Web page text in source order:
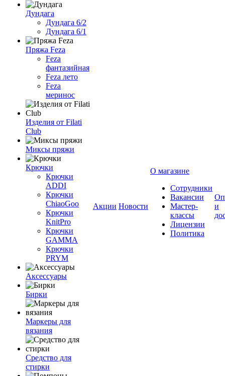
Дундага
Дундага 6/2
Дундага 6/1
Пряжа Feza
Feza
фантазийная
Feza лето
Feza
меринос
Изделия от Filati
Club
Миксы пряжи
Крючки
Крючки
ADDI
Крючки
ChiaoGoo
Крючки
KnitPro
Крючки
GAMMA
Крючки
PRYM
Аксессуары
Бирки
Маркеры для
вязания
Средство для
стирки
Акции Новости
О магазине
Сотрудники
Вакансии
Мастер-
классы
Лицензии
Политика
и